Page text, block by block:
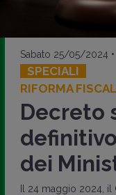
Sabato 25/05/2024
SPECIALI
RIFORMA
Decreto
dei
Il 24 maggio 2024, il